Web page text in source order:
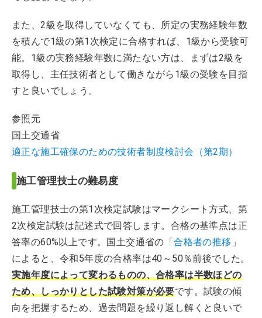
また、2級を取得していなくても、所定の実務経験年数
を積んで1級の第1次検定に合格すれば、1級から受験可
能。1級の実務経験年数に満たない方は、まずは2級を
取得し、主任技術者として働きながら1級の受験を目指
すと良いでしょう。
参照元
国土交通省
適正な施工確保のための技術者制度検討会（第2期）
施工管理技士の難易度
施工管理技士の第1次検定試験はマークシート方式、第
2次検定試験は記述式で回答します。合格の基準点は正
答率の60%以上です。国土交通省の「合格者の推移 」
によると、令和5年度の合格率は40～50％前後でした。
実施年度によって変わるものの、合格率は半数ほどの
ため、しっかりとした試験対策が必要です。試験の傾
向を把握するため、過去問題を繰り返し解くと良いで